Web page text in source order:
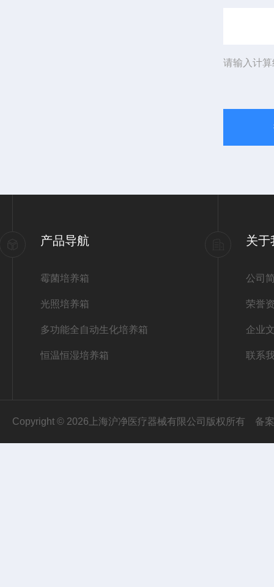
请输入计
产品导航
霉菌培养箱
光照培养箱
多功能全自动生化培养箱
恒温恒湿培养箱
关于
公司
荣誉
企业
联系
Copyright © 2026上海沪净医疗器械有限公司版权所有 备